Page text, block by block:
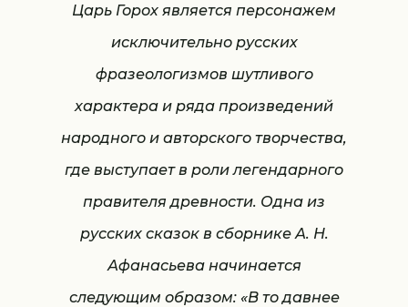
Царь Горох является персонажем
исключительно русских
фразеологизмов шутливого
характера и ряда произведений
народного и авторского творчества,
где выступает в роли легендарного
правителя древности. Одна из
русских сказок в сборнике А. Н.
Афанасьева начинается
следующим образом: «В то давнее